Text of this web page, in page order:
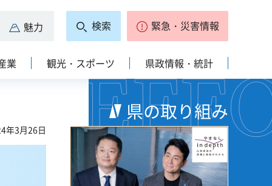
魅力 検索 緊急・災害情報
業 観光・スポーツ 県政情報・統計
年3月26日
県の取り組み